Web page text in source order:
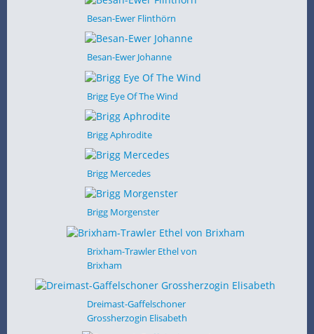
Besan-Ewer Flinthörn
Besan-Ewer Johanne
Brigg Eye Of The Wind
Brigg Aphrodite
Brigg Mercedes
Brigg Morgenster
Brixham-Trawler Ethel von
Brixham
Dreimast-Gaffelschoner
Grossherzogin Elisabeth